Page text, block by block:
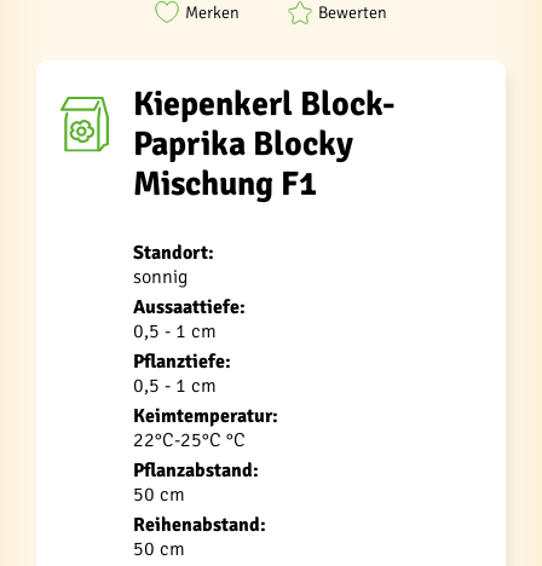
Merken Bewerten
Kiepenkerl Block-
Paprika Blocky
Mischung F1
Standort:
sonnig
Aussaattiefe:
0,5 - 1 cm
Pflanztiefe:
0,5 - 1 cm
Keimtemperatur:
22°C-25°C °C
Pflanzabstand:
50 cm
Reihenabstand:
50 cm